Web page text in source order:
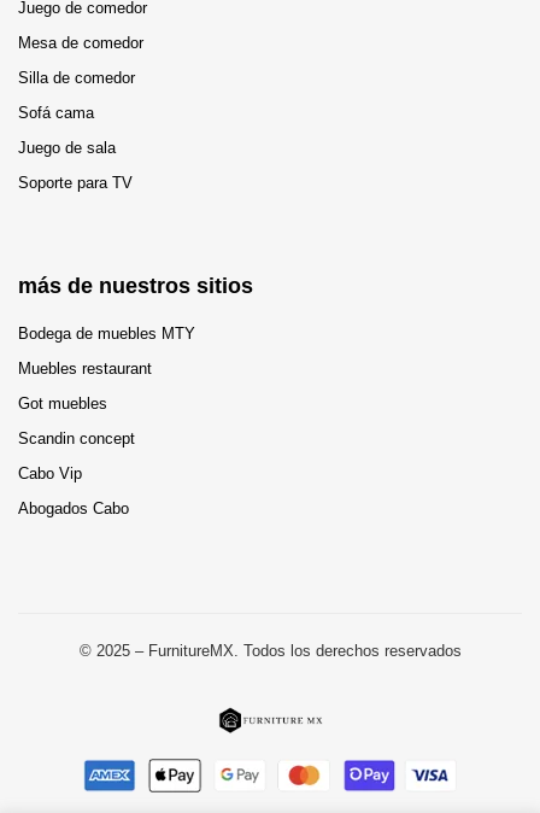
Juego de comedor
Mesa de comedor
Silla de comedor
Sofá cama
Juego de sala
Soporte para TV
más de nuestros sitios
Bodega de muebles MTY
Muebles restaurant
Got muebles
Scandin concept
Cabo Vip
Abogados Cabo
© 2025 – FurnitureMX. Todos los derechos reservados